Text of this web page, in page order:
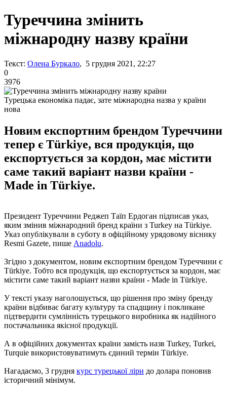
Туреччина змінить
міжнародну назву країни
Текст: Олена Буркало, 5 грудня 2021, 22:27
0
3976
Турецька економіка падає, зате міжнародна назва у країни
нова
Новим експортним брендом Туреччини
тепер є Türkiye, вся продукція, що
експортується за кордон, має містити
саме такий варіант назви країни -
Made in Türkiye.
Президент Туреччини Реджеп Таїп Ердоган підписав указ,
яким змінив міжнародний бренд країни з Turkey на Türkiye.
Указ опублікували в суботу в офіційному урядовому віснику
Resmi Gazete, пише Anadolu.
Згідно з документом, новим експортним брендом Туреччини є
Türkiye. Тобто вся продукція, що експортується за кордон, має
містити саме такий варіант назви країни - Made in Türkiye.
У тексті указу наголошується, що рішення про зміну бренду
країни відбиває багату культуру та спадщину і покликане
підтвердити сумлінність турецького виробника як надійного
постачальника якісної продукції.
А в офіційних документах країни замість назв Turkey, Turkei,
Turquie використовуватимуть єдиний термін Türkiye.
Нагадаємо, 3 грудня курс турецької ліри до долара поновив
історичний мінімум.